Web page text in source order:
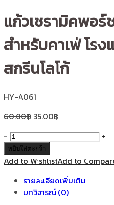
แก้วเซรามิคพอร์
สำหรับคาเฟ่ โรง
สกรีนโลโก้
HY-A061
60.00฿ 35.00฿
- จำนวน
แก้ว
เซรา
พอร์
ชเลน
+
หยิบใส่ตะกร้า
Add to WishlistAdd to
รายละเอียดเพิ่มเติม
บทวิจารณ์ (0)